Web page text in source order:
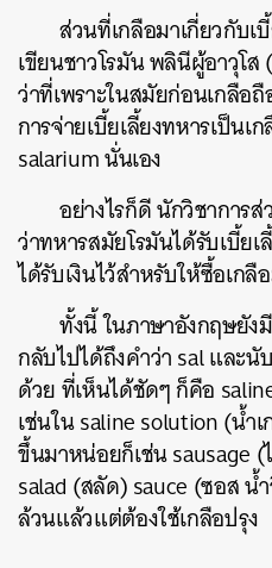
ส่วนที่เกลือมาเกี่ยวกับเ
เขียนชาวโรมัน พลินีผู้อาวุโส (
ว่าที่เพราะในสมัยก่อนเกลือ
การจ่ายเบี้ยเลี้ยงทหารเป็นเ
salariumนั่นเอง
อย่างไรก็ดี นักวิชาการ
ว่าทหารสมัยโรมันได้รับเบี้ย
ได้รับเงินไว้สำหรับให้ซื้อเกลื
ทั้งนี้ ในภาษาอังกฤษยั
กลับไปได้ถึงคำว่าsalและนั
ด้วย ที่เห็นได้ชัดๆ ก็คือ
เช่นในsaline solution(น้ำ
ขึ้นมาหน่อยก็เช่นsausage (
salad (สลัด)sauce (ซอส น้
ล้วนแล้วแต่ต้องใช้เกลือปรุง